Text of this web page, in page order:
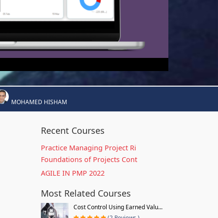
MOHAMED HISHAM
Recent Courses
Practice Managing Project Ri
Foundations of Projects Cont
AGILE IN PMP 2022
Most Related Courses
Cost Control Using Earned Valu...